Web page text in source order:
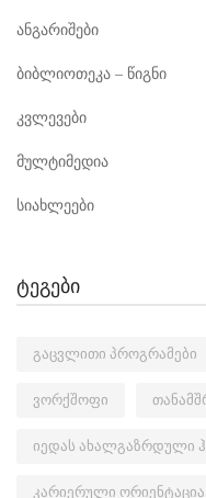
ანგარიშები
ბიბლიოთეკა – წიგნი
კვლევები
მულტიმედია
სიახლეები
ტეგები
გაცვლითი პროგრამები
ვორქშოფი
იედას ახალგაზრდული
კარიერული ორიენტაცია